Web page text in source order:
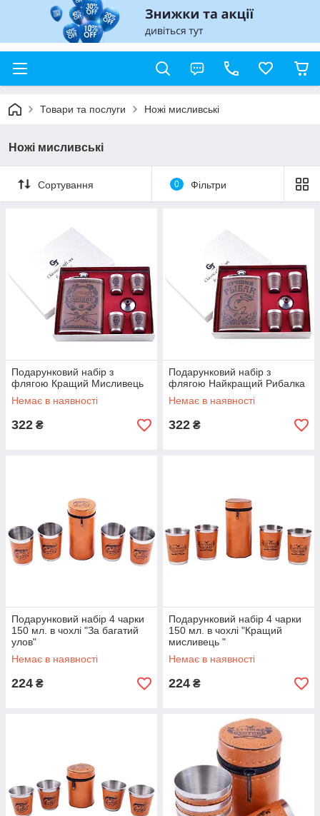
Товари та послуги Ножі мисливські
Ножі мисливські
Сортування 0 Фільтри
Подарунковий набір з
флягою Кращий Мисливець
Немає в наявності
322 ₴
Подарунковий набір з
флягою Найкращий Рибалка
Немає в наявності
322 ₴
Подарунковий набір 4 чарки
150 мл. в чохлі "За багатий
улов"
Немає в наявності
224 ₴
Подарунковий набір 4 чарки
150 мл. в чохлі "Кращий
мисливець "
Немає в наявності
224 ₴